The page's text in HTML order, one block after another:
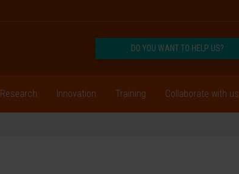
DO YOU WANT TO HELP US?
Research Innovation Training Collaborate with us